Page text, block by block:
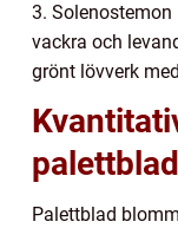
3.
vackra och
grönt lövverk
Palettblad